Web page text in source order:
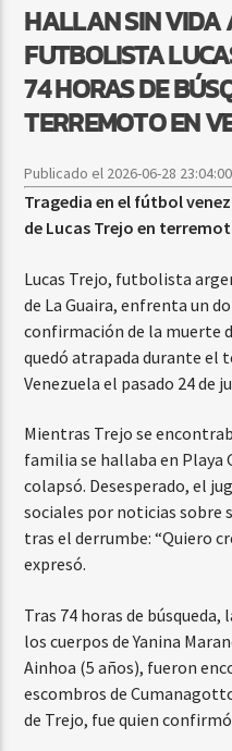
HALLAN SIN VIDA
FUTBOLISTA
74 HORAS DE
TERREMOTO EN
Publicado el 2026-06-28
Tragedia en el fútbol
de Lucas Trejo en
Lucas Trejo, futbolista
de La Guaira, enfrenta un
confirmación de la muerte
quedó atrapada durante el
Venezuela el pasado 24 de
Mientras Trejo se
familia se hallaba en Playa
colapsó. Desesperado, el
sociales por noticias
tras el derrumbe: “Quiero
expresó.
Tras 74 horas de
los cuerpos de Yanina
Ainhoa (5 años), fueron
escombros de
de Trejo, fue quien